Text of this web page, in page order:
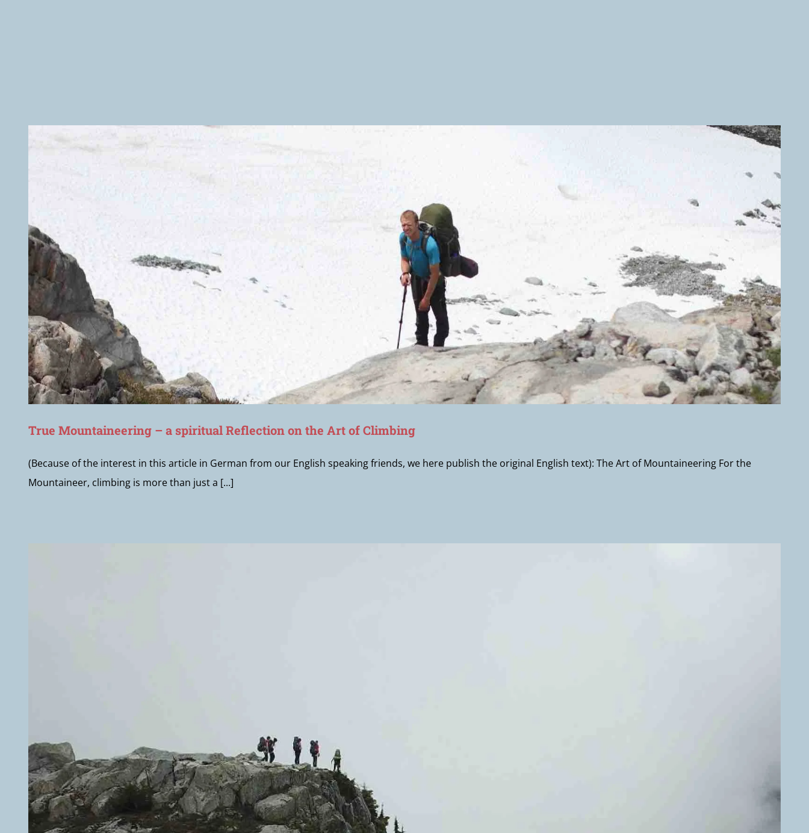
True Mountaineering – a spiritual Reflection on the Art of Climbing
(Because of the interest in this article in German from our English speaking friends, we here publish the original English text): The Art of Mountaineering For the
Mountaineer, climbing is more than just a [...]